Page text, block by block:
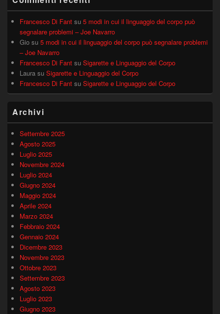
Francesco Di Fant su 5 modi in cui il linguaggio del corpo può
segnalare problemi – Joe Navarro
Gio su 5 modi in cui il linguaggio del corpo può segnalare problemi
– Joe Navarro
Francesco Di Fant su Sigarette e Linguaggio del Corpo
Laura su Sigarette e Linguaggio del Corpo
Francesco Di Fant su Sigarette e Linguaggio del Corpo
Archivi
Settembre 2025
Agosto 2025
Luglio 2025
Novembre 2024
Luglio 2024
Giugno 2024
Maggio 2024
Aprile 2024
Marzo 2024
Febbraio 2024
Gennaio 2024
Dicembre 2023
Novembre 2023
Ottobre 2023
Settembre 2023
Agosto 2023
Luglio 2023
Giugno 2023